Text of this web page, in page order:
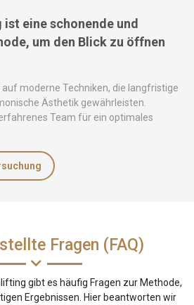
eine schonende und
um den Blick zu öffnen
moderne Techniken, die langfristige
Ästhetik gewährleisten.
Team für ein optimales
Fragen (FAQ)
gibt es häufig Fragen zur Methode,
Ergebnissen. Hier beantworten wir